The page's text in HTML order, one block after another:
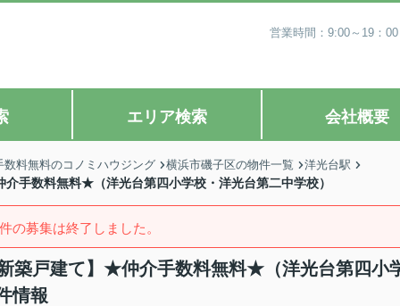
営業時間：9:00～19：
エリア検索 会社概要
料無料のコノミハウジング 横浜市磯子区の物件一覧 洋光台駅
手数料無料★（洋光台第四小学校・洋光台第二中学校）
の募集は終了しました。
築戸建て】★仲介手数料無料★（洋光台第四小
情報